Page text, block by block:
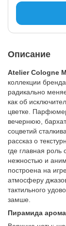
Описание
Atelier Cologne
коллекции
радикально
как об
цветке.
вечернюю,
соцветий
рассказ о
где главная
нежностью и
построена на
атмосферу
тактильного
замше.
Пирамида